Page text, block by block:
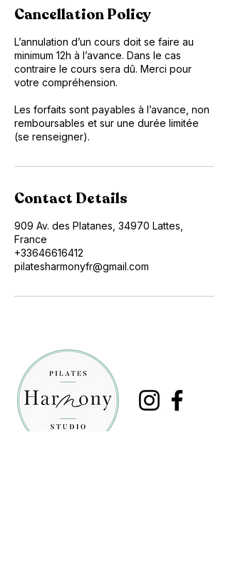
Cancellation Policy
L’annulation d’un cours doit se faire au
minimum 12h à l’avance. Dans le cas
contraire le cours sera dû. Merci pour
votre compréhension.
Les forfaits sont payables à l’avance, non
remboursables et sur une durée limitée
(se renseigner).
Contact Details
909 Av. des Platanes, 34970 Lattes,
France
+33646616412
pilatesharmonyfr@gmail.com